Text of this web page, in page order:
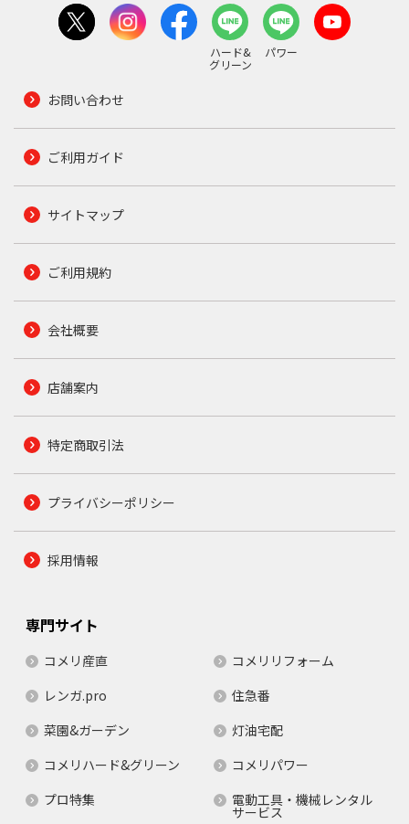
ハード&
グリーン
パワー
お問い合わせ
ご利用ガイド
サイトマップ
ご利用規約
会社概要
店舗案内
特定商取引法
プライバシーポリシー
採用情報
専門サイト
コメリ産直
コメリリフォーム
レンガ.pro
住急番
菜園&ガーデン
灯油宅配
コメリハード&グリーン
コメリパワー
プロ特集
電動工具・機械レンタル
サービス